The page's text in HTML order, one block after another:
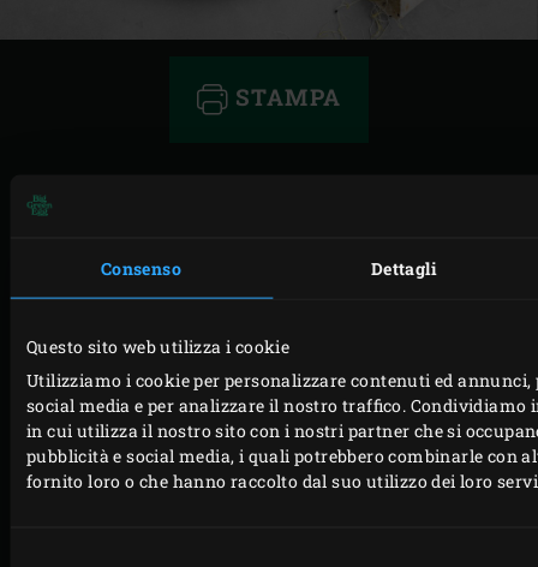
Consenso Dettagli
Questo sito web utilizza i cookie
Utilizziamo i cookie per personalizzare contenuti ed
social media e per analizzare il nostro traffico.
in cui utilizza il nostro sito con i nostri partner che si
pubblicità e social media, i quali potrebbero combinarle con
fornito loro o che hanno raccolto dal suo utilizzo dei loro
STAMPA
ACCESSORI CORRELATI
Precedente